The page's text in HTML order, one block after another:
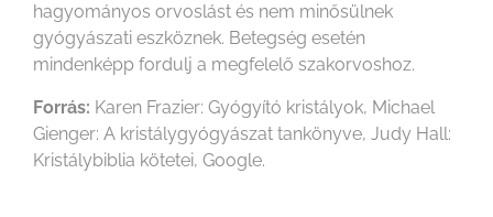
hagyományos orvoslást és nem minősülnek
gyógyászati eszköznek. Betegség esetén
mindenképp fordulj a megfelelő szakorvoshoz.
Forrás: Karen Frazier: Gyógyító kristályok, Michael
Gienger: A kristálygyógyászat tankönyve, Judy Hall:
Kristálybiblia kötetei, Google.